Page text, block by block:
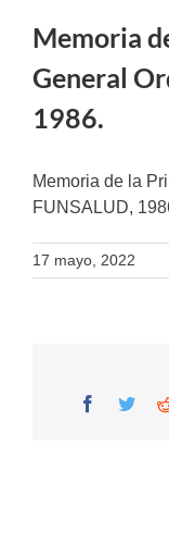
Memoria
General
1986.
Memoria de la
FUNSALUD,
17 mayo, 2022
Facebook